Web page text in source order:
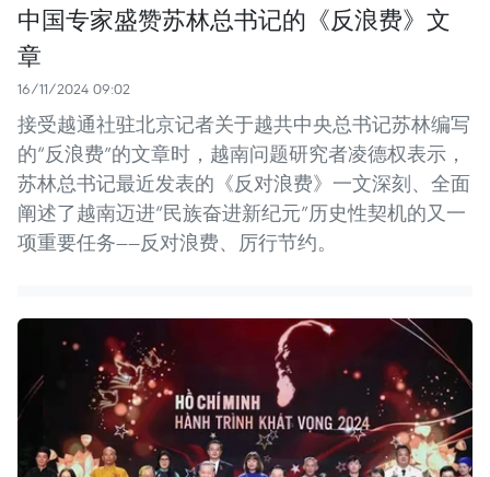
中国专家盛赞苏林总书记的《反浪费》文
章
16/11/2024 09:02
接受越通社驻北京记者关于越共中央总书记苏林编写
的“反浪费”的文章时，越南问题研究者凌德权表示，
苏林总书记最近发表的《反对浪费》一文深刻、全面
阐述了越南迈进“民族奋进新纪元”历史性契机的又一
项重要任务——反对浪费、厉行节约。